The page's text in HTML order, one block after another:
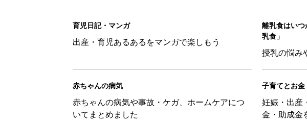
育児日記・マンガ
出産・育児あるあるをマンガで楽しもう
離乳食はい
乳食」
授乳の悩み
赤ちゃんの病気
赤ちゃんの病気や事故・ケガ、ホームケアにつ
いてまとめました
子育てとお金
妊娠・出産
金・助成金